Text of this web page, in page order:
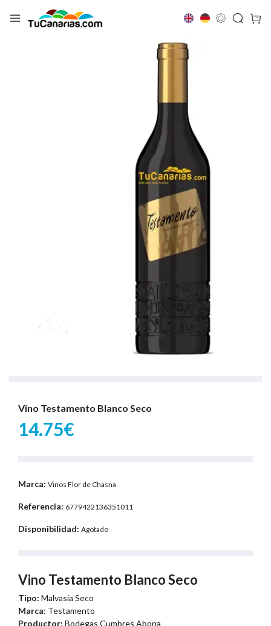
Vino Testamento Blanco Seco
14.75€
Marca: Vinos Flor de Chasna
Referencia: 6779422136351011
Disponibilidad: Agotado
Vino Testamento Blanco Seco
Tipo: Malvasía Seco
Marca: Testamento
Productor: Bodegas Cumbres Abona